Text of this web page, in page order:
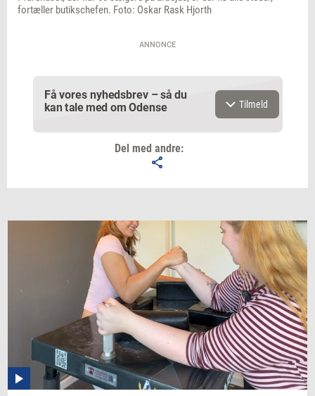
fortæller butikschefen. Foto: Oskar Rask Hjorth
ANNONCE
Få vores nyhedsbrev – så du
kan tale med om Odense
Jeg vil gerne modtage et nyhedsoverblik, samt
relevante tilbud og brugerfordele på mail. Det er altid
muligt at afmelde.
Privatlivspolitik.
Tilmeld
Del med andre: